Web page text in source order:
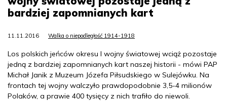
bardziej zapomnianych kart
11.11.2016 Walka o niepodległość 1914-1918
Los polskich jeńców okresu I wojny światowej wciąż pozostaje
jedną z bardziej zapomnianych kart naszej historii - mówi PAP
Michał Janik z Muzeum Józefa Piłsudskiego w Sulejówku. Na
frontach tej wojny walczyło prawdopodobnie 3,5-4 milionów
Polaków, a prawie 400 tysięcy z nich trafiło do niewoli.